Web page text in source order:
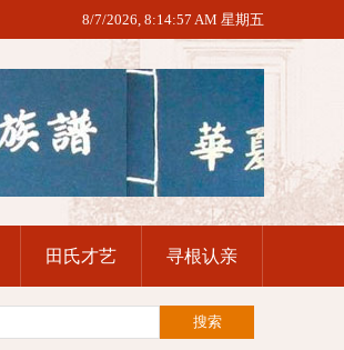
8/7/2026, 8:14:58 AM 星期五
田氏才艺 寻根认亲